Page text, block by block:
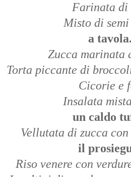
Farinata di
Misto di
a
Zucca marinata
Torta piccante di
Cicorie e
Insalata
un caldo
Vellutata di zucca
il
Riso venere con